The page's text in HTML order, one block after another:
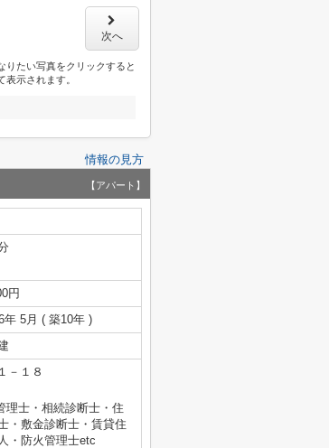
次へ
りたい写真をクリックすると
表示されます。
情報の見方
【アパート】
円
年 5月 ( 築10年 )
－１８
理士・相続診断士・住
・敷金診断士・賃貸住
・防火管理士etc